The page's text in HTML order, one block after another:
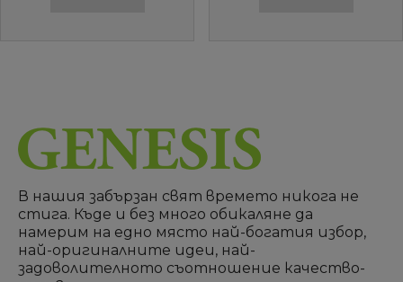
В нашия забързан свят времето никога не
стига. Къде и без много обикаляне да
намерим на едно място най-богатия избор,
най-оригиналните идеи, най-
задоволителното съотношение качество-